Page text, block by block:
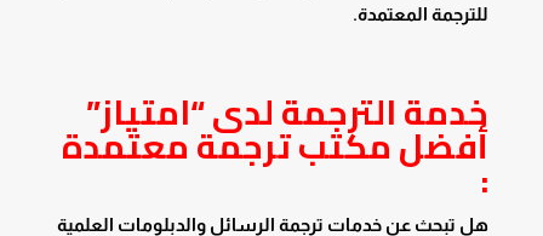
للترجمة المعتمدة.
خدمة الترجمة لدى “امتياز”
أفضل مكتب ترجمة معتمدة
:
هل تبحث عن خدمات ترجمة الرسائل والدبلومات العلمية